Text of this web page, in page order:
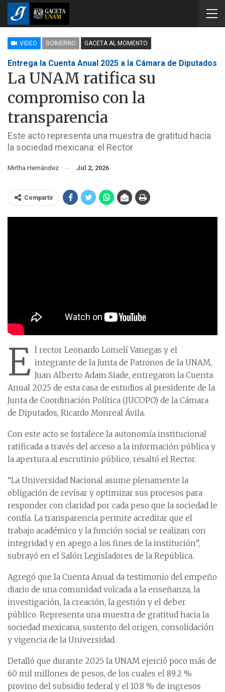
VIDEO GOBIERNO GACETA AL MOMENTO
Entrega la Cuenta Anual 2025 a la Cámara de Diputados
La UNAM ratifica su
compromiso con la
transparencia
Este acto representa una muestra de gratitud hacia
la sociedad mexicana: el Rector
Mirtha Hernández Jul 2, 2026
Compartir
E l rector Leonardo Lomelí Vanegas y el
integrante de la Junta de Patronos de la UNAM,
Juan Alberto Adam Siade, entregaron la Cuenta
Anual 2025 de esta casa de estudios al presidente de la
Junta de Coordinación Política (JUCOPO) de la Cámara
de Diputados, Ricardo Monreal Ávila.
Con este acto se fortalece la autonomía institucional
ratificada a través del acceso a la información pública y
la apertura al escrutinio público, resaltó el Rector.
“La Universidad Nacional asume plenamente la
obligación de revisar y optimizar sus procesos para
responder con claridad por cada peso que la sociedad le
confía. La transparencia permite acreditar que el
trabajo académico y la función social se realizan con
integridad y en apego a los fines de la institución”,
subrayó en el Salón Legisladores de la República.
Agregó que la Cuenta Anual da testimonio del empeño
diario de una comunidad volcada a la enseñanza, la
investigación, la creación, la gestión y el deber
público. Representa una muestra de gratitud hacia la
sociedad mexicana, sustento del origen, consolidación
y vigencia de la Universidad.
Detalló que durante 2025 la UNAM ejerció poco más de
60 mil millones de pesos, de los cuales el 89.2 %
provino del subsidio federal y el 10.8 % de ingresos